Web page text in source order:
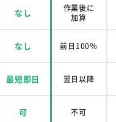
なし
作業後に
加算
なし 前日100％
最短即日 翌日以降
可 不可